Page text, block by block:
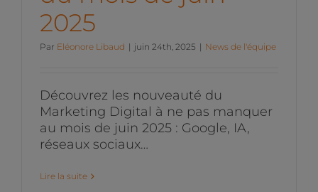
2025
Par Eléonore Libaud | juin 24th, 2025 | News de l'équipe
Découvrez les nouveauté du
Marketing Digital à ne pas manquer
au mois de juin 2025 : Google, IA,
réseaux sociaux…
Lire la suite